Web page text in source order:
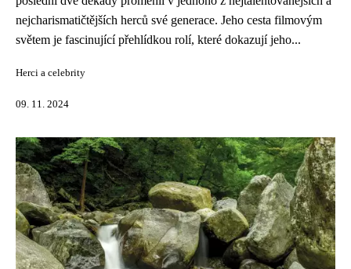
nejcharismatičtějších herců své generace. Jeho cesta filmovým
světem je fascinující přehlídkou rolí, které dokazují jeho...
Herci a celebrity
09. 11. 2024